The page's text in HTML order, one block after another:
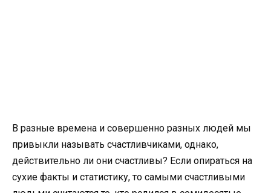
В разные времена и совершенно разных людей мы
привыкли называть счастливчиками, однако,
действительно ли они счастливы? Если опираться на
сухие факты и статистику, то самыми счастливыми